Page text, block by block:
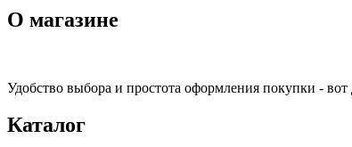
О магазине
Удобство выбора и простота оформления покупки -
Каталог